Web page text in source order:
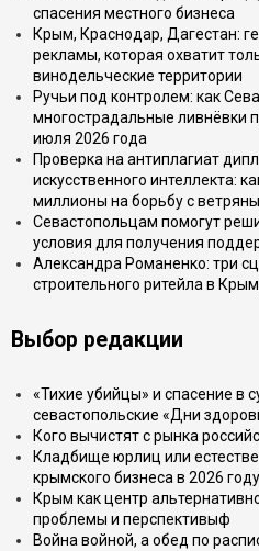
спасения местного бизнеса
Крым, Краснодар, Дагестан:
рекламы, которая охватит
винодельческие территории
Ручьи под контролем: как
многострадальные ливнёвки
июля 2026 года
Проверка на антиплагиат
искусственного интеллекта:
миллионы на борьбу с
Севастопольцам помогут
условия для получения
Александра Романенко: три
строительного ритейла в
Выбор редакции
«Тихие убийцы» и спасение в
севастопольские «Дни
Кого вычистят с рынка
Кладбище юрлиц или
крымского бизнеса в 2026 году
Крым как центр
проблемы и перспективыф
Война войной, а обед по